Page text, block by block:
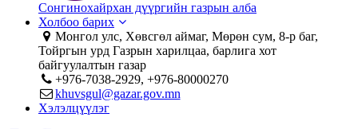
Сонгинохайрхан дүүргийн газрын алба
Холбоо барих
Монгол улс, Хөвсгөл аймаг, Мөрөн сум, 8-р баг,
Тойргын урд Газрын харилцаа, барлига хот
байгуулалтын газар
+976-7038-2929, +976-80000270
khuvsgul@gazar.gov.mn
Хэлэлцүүлэг